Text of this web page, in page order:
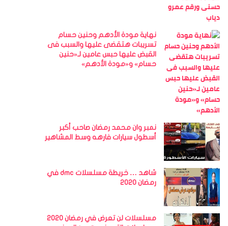
نهاية مودة الأدهم وحنين حسام
تسريبات هتقضى عليها والسبب فى
القبض عليها حبس عامين لـ«حنين
حسام» و«مودة الأدهم»
نمبر وان محمد رمضان صاحب أكبر
أسطول سيارات فارهه وسط المشاهير
شاهد … خريطة مسلسلات dmc في
رمضان 2020
مسلسلات لن تعرض في رمضان 2020